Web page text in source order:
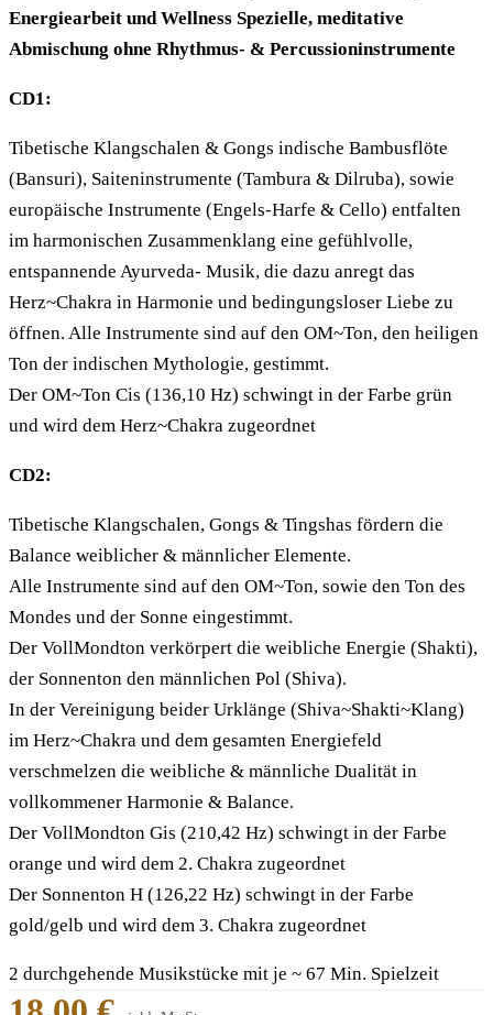
Energiearbeit und Wellness Spezielle, meditative
Abmischung ohne Rhythmus- & Percussioninstrumente
CD1:
Tibetische Klangschalen & Gongs indische Bambusflöte
(Bansuri), Saiteninstrumente (Tambura & Dilruba), sowie
europäische Instrumente (Engels-Harfe & Cello) entfalten
im harmonischen Zusammenklang eine gefühlvolle,
entspannende Ayurveda- Musik, die dazu anregt das
Herz~Chakra in Harmonie und bedingungsloser Liebe zu
öffnen. Alle Instrumente sind auf den OM~Ton, den heiligen
Ton der indischen Mythologie, gestimmt.
Der OM~Ton Cis (136,10 Hz) schwingt in der Farbe grün
und wird dem Herz~Chakra zugeordnet
CD2:
Tibetische Klangschalen, Gongs & Tingshas fördern die
Balance weiblicher & männlicher Elemente.
Alle Instrumente sind auf den OM~Ton, sowie den Ton des
Mondes und der Sonne eingestimmt.
Der VollMondton verkörpert die weibliche Energie (Shakti),
der Sonnenton den männlichen Pol (Shiva).
In der Vereinigung beider Urklänge (Shiva~Shakti~Klang)
im Herz~Chakra und dem gesamten Energiefeld
verschmelzen die weibliche & männliche Dualität in
vollkommener Harmonie & Balance.
Der VollMondton Gis (210,42 Hz) schwingt in der Farbe
orange und wird dem 2. Chakra zugeordnet
Der Sonnenton H (126,22 Hz) schwingt in der Farbe
gold/gelb und wird dem 3. Chakra zugeordnet
2 durchgehende Musikstücke mit je ~ 67 Min. Spielzeit